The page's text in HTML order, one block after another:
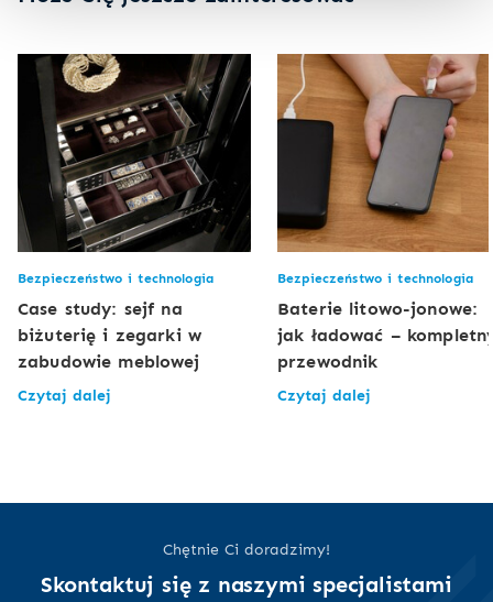
Bezpieczeństwo i technologia
Case study: sejf na
biżuterię i zegarki w
zabudowie meblowej
Czytaj dalej
Bezpieczeństwo i technologia
Baterie litowo-jonowe:
jak ładować –
przewodnik
Czytaj dalej
Chętnie Ci doradzimy!
Skontaktuj się z naszymi specjalistami